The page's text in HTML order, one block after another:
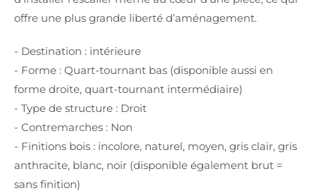
offre une plus grande liberté d’aménagement.
- Destination : intérieure
- Forme : Quart-tournant bas (disponible aussi en
forme droite, quart-tournant intermédiaire)
- Type de structure : Droit
- Contremarches : Non
- Finitions bois : incolore, naturel, moyen, gris clair, gris
anthracite, blanc, noir (disponible également brut =
sans finition)